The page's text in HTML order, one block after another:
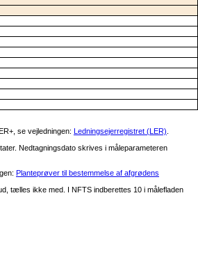
se vejledningen: Ledningsejerregistret (LER)
Nedtagningsdato skrives i måleparameteren
Planteprøver til bestemmelse af afgrødens
tælles ikke med. I NFTS indberettes 10 i målefladen